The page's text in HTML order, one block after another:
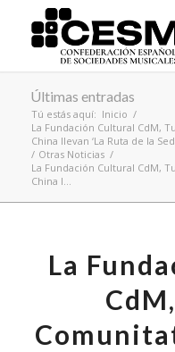
Últimas entradas
Tú estás aquí: Inicio /
La Fundación Cultural CdM,
China llevan ‘La Ruta de la
/ Otras Noticias /
La Fundación Cultural CdM,
China l...
La